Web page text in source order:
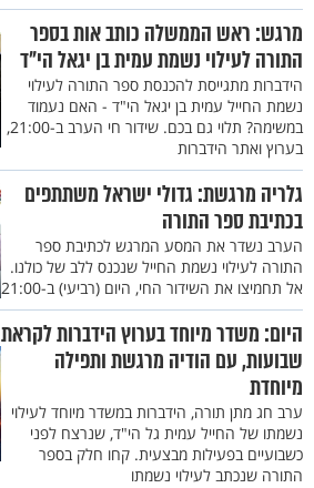
מרגש: ראש הממשלה כותב אות בספר
התורה לעילוי נשמת עמית בן יגאל הי"ד
הידברות מתגייסת להכנסת ספר התורה לעילוי
נשמת החייל עמית בן יגאל הי"ד - האם נעמוד
במשימה? תלוי גם בכם. שידור חי הערב ב-21:00,
בערוץ ואתר הידברות
גלריה מרגשת: גדולי ישראל משתתפים
בכתיבת ספר התורה
הערב נשדר את המסע המרגש לכתיבת ספר
התורה לעילוי נשמת החייל שנכנס ללב של כולנו.
אל תחמיצו את השידור החי, היום (רביעי) ב-21:00
היום: משדר מיוחד בערוץ הידברות לקראת
שבועות, עם הודיה מרגשת ותפילה
מיוחדת
ערב חג מתן תורה, הידברות במשדר מיוחד לעילוי
נשמתו של החייל עמית גל הי"ד, שנרצח לפני
כשבועיים בפעילות מבצעית. קחו חלק בספר
התורה שנכתב לעילוי נשמתו